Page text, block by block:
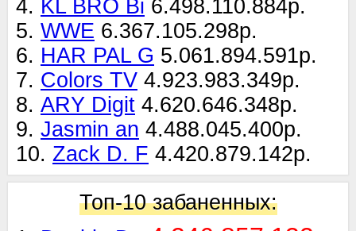
4. KL BRO Bi 6.498.110.884р.
5. WWE 6.367.105.298р.
6. HAR PAL G 5.061.894.591р.
7. Colors TV 4.923.983.349р.
8. ARY Digit 4.620.646.348р.
9. Jasmin an 4.488.045.400р.
10. Zack D. F 4.420.879.142р.
Топ-10 забаненных: